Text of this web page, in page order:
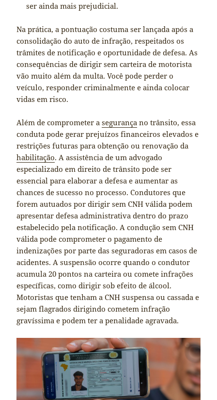
ser ainda mais prejudicial.
Na prática, a pontuação costuma ser lançada após a
consolidação do auto de infração, respeitados os
trâmites de notificação e oportunidade de defesa. As
consequências de dirigir sem carteira de motorista
vão muito além da multa. Você pode perder o
veículo, responder criminalmente e ainda colocar
vidas em risco.
Além de comprometer asegurança no trânsito, essa
conduta pode gerar prejuízos financeiros elevados e
restrições futuras para obtenção ou renovação da
habilitação. A assistência de um advogado
especializado em direito de trânsito pode ser
essencial para elaborar a defesa e aumentar as
chances de sucesso no processo. Condutores que
forem autuados por dirigir sem CNH válida podem
apresentar defesa administrativa dentro do prazo
estabelecido pela notificação. A condução sem CNH
válida pode comprometer o pagamento de
indenizações por parte das seguradoras em casos de
acidentes. A suspensão ocorre quando o condutor
acumula 20 pontos na carteira ou comete infrações
específicas, como dirigir sob efeito de álcool.
Motoristas que tenham a CNH suspensa ou cassada e
sejam flagrados dirigindo cometem infração
gravíssima e podem ter a penalidade agravada.